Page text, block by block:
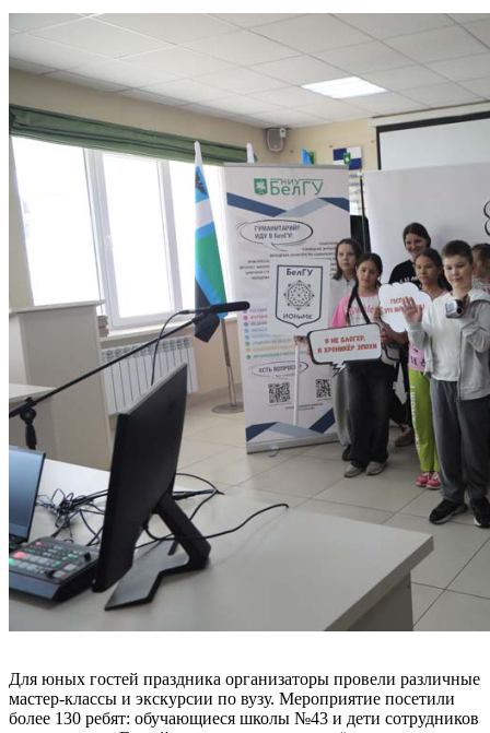
Для юных гостей праздника организаторы провели различные
мастер-классы и экскурсии по вузу. Мероприятие посетили
более 130 ребят: обучающиеся школы №43 и дети сотрудников